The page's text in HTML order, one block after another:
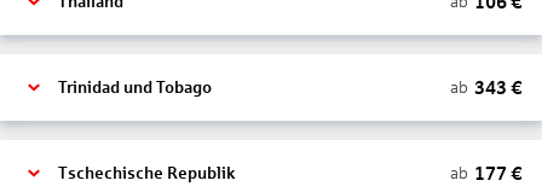
Trinidad und Tobago ab 343 €
Tschechische Republik ab 177 €